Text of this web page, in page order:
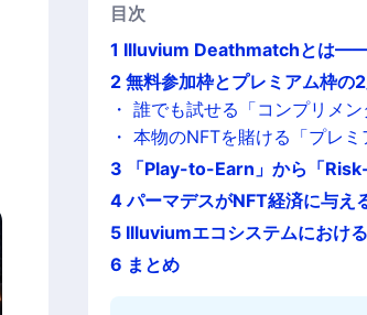
目次
1 Illuvium Deathmatchとは
賭けて戦う10人制パーマデス
2無料参加枠とプレミアム枠の
——リスクの度合いを選べる設
・誰でも試せる「コンプリメン
（無料）」モード
・本物のNFTを賭ける「プレミ
ード
3
「Play-to-Earn」から「
n」へ——ゲームデザインの転
4パーマデスがNFT経済に与え
シティ（希少性）効果
5 Illuviumエコシステムにおけ
6 まとめ